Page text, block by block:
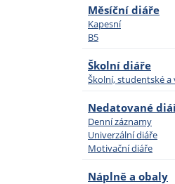
Měsíční diáře
Kapesní
B5
Školní diáře
Školní, studentské a
Nedatované
Denní záznamy
Univerzální diáře
Motivační diáře
Náplně a obaly